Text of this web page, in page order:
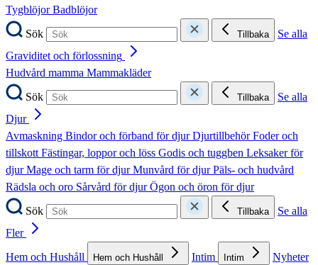
TygblöjorBadblöjor
Sök
Tillbaka
Se alla
Graviditet och förlossning
Hudvård mamma Mammakläder
Sök
Tillbaka
Se alla
Djur
Avmaskning Bindor och förband för djurDjurtillbehörFoder och
tillskottFästingar, loppor och löss Godis och tuggben Leksaker för
djurMage och tarm för djurMunvård för djurPäls- och hudvård
Rädsla och oro Sårvård för djurÖgon och öron för djur
Sök
Tillbaka
Se alla
Fler
Hem och Hushåll
Hem och Hushåll Intim Intim
Nyheter